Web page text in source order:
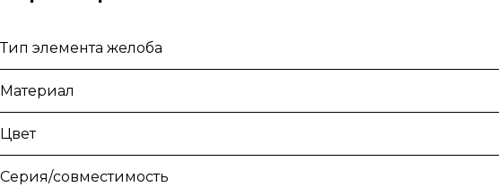
Тип элемента желоба
Материал
Цвет
Серия/совместимость